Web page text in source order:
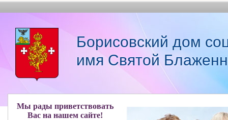
Борисовский дом
имя Святой
Мы рады приветствовать
Вас на нашем сайте!